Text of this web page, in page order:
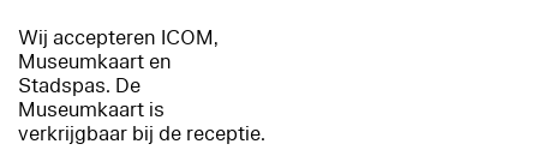
Wij accepteren ICOM,
Museumkaart en
Stadspas. De
Museumkaart is
verkrijgbaar bij de receptie.